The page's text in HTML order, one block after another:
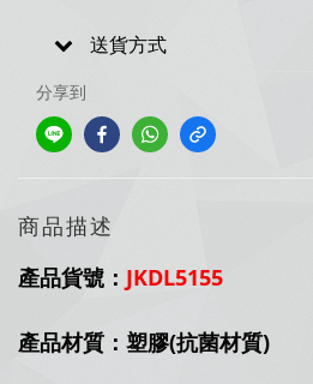
送貨方式
分享到
商品描述
產品貨號： JKDL5155
產品材質：塑膠(抗菌材質)